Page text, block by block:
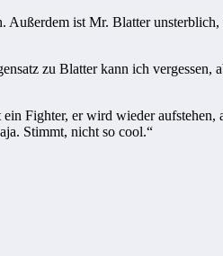
ist Mr. Blatter unsterblich,
zu Blatter kann ich
Fighter, er wird wieder
Stimmt, nicht so cool.“